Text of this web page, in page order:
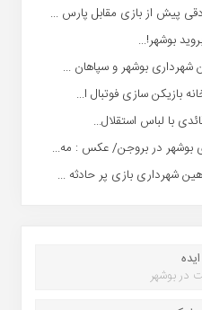
پیش از بازی مقابل پارس ...
بوشهر!...
شهردارى بوشهر و سپاهان ...
بازیکن سازی فوتبال ا...
با لباس استقلال...
بوشهر در بروجن/ عکس : مه...
شهرداری بازی پر حادثه ...
در بوشهر